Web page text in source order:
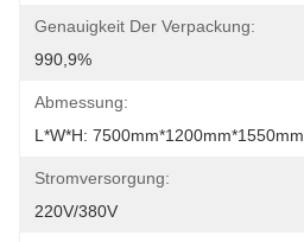
Genauigkeit Der Verpackung:
990,9%
Abmessung:
L*W*H: 7500mm*1200mm*1550mm
Stromversorgung:
220V/380V